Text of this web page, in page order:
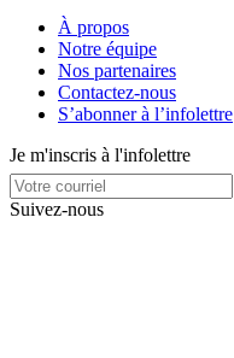
À propos
Notre équipe
Nos partenaires
Contactez-nous
S’abonner à l’infolettre
Je m'inscris à l'infolettre
Suivez-nous